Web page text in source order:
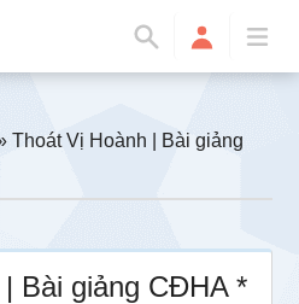
Thoát Vị Hoành | Bài giảng
Bài giảng CĐHA *